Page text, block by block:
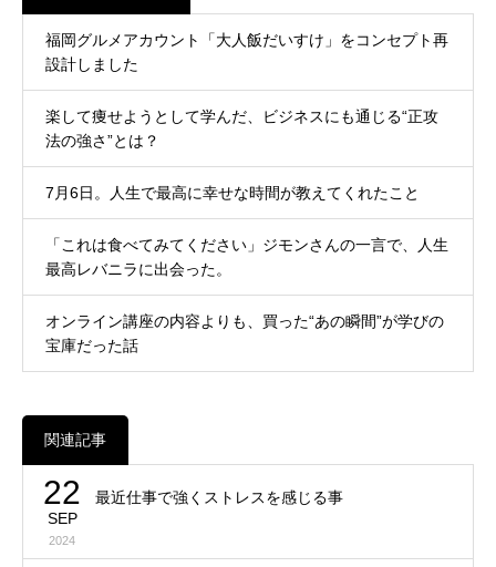
福岡グルメアカウント「大人飯だいすけ」をコンセプト再
設計しました
楽して痩せようとして学んだ、ビジネスにも通じる“正攻
法の強さ”とは？
7月6日。人生で最高に幸せな時間が教えてくれたこと
「これは食べてみてください」ジモンさんの一言で、人生
最高レバニラに出会った。
オンライン講座の内容よりも、買った“あの瞬間”が学びの
宝庫だった話
関連記事
22
SEP
2024
最近仕事で強くストレスを感じる事